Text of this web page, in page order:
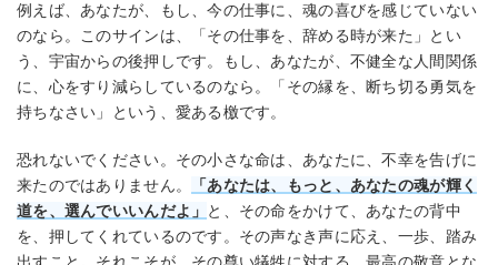
例えば、あなたが、もし、今の仕事に、魂の喜びを感じていない
のなら。このサインは、「その仕事を、辞める時が来た」とい
う、宇宙からの後押しです。もし、あなたが、不健全な人間関係
に、心をすり減らしているのなら。「その縁を、断ち切る勇気を
持ちなさい」という、愛ある檄です。
恐れないでください。その小さな命は、あなたに、不幸を告げに
来たのではありません。
「あなたは、もっと、あなたの魂が輝く
道を、選んでいいんだよ」 と、その命をかけて、あなたの背中
を、押してくれているのです。その声なき声に応え、一歩、踏み